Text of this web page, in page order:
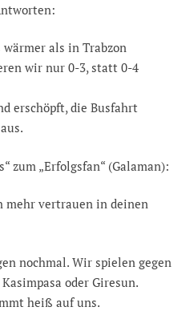
als in Trabzon
wir nur 0-3, statt 0-4
erschöpft, die Busfahrt
zum „Erfolgsfan“ (Galaman):
mehr vertrauen in deinen
nochmal. Wir spielen gegen
oder Giresun.
heiß auf uns.